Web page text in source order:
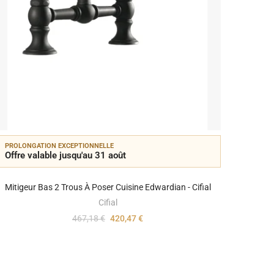
PROLONGATION EXCEPTIONNELLE
Offre valable jusqu'au 31 août
Mitigeur Bas 2 Trous À Poser Cuisine Edwardian - Cifial
Cifial
467,18 € 420,47 €